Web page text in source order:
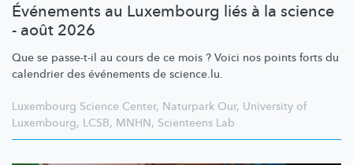
Événements au Luxembourg liés à la science
- août 2026
Que se passe-t-il au cours de ce mois ? Voici nos points forts du
calendrier des événements de science.lu.
Luxembourg Science Center, Naturpark Our, University of
Luxembourg, LCSB, MNHN, Scienteens Lab